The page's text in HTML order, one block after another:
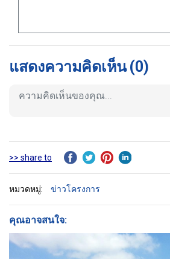
แสดงความคิดเห็น (0)
>> share to
หมวดหมู่: ข่าวโครงการ
คุณอาจสนใจ: